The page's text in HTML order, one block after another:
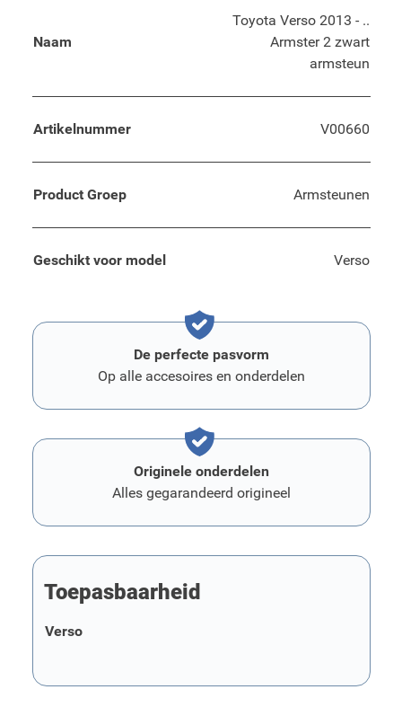
Naam
Toyota Verso 2013 - ..
Armster 2 zwart
armsteun
Artikelnummer V00660
Product Groep Armsteunen
Geschikt voor model Verso
De perfecte pasvorm
Op alle accesoires en onderdelen
Originele onderdelen
Alles gegarandeerd origineel
Toepasbaarheid
Verso